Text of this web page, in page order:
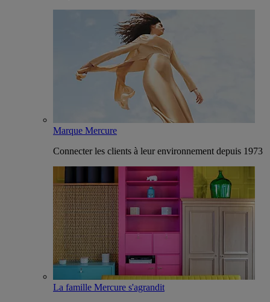
Marque Mercure
Connecter les clients à leur environnement depuis 1973
La famille Mercure s'agrandit